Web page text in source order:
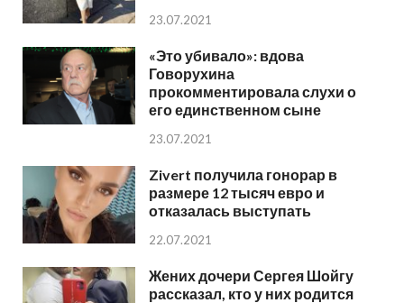
23.07.2021
«Это убивало»: вдова
Говорухина
прокомментировала слухи о
его единственном сыне
23.07.2021
Zivert получила гонорар в
размере 12 тысяч евро и
отказалась выступать
22.07.2021
Жених дочери Сергея Шойгу
рассказал, кто у них родится